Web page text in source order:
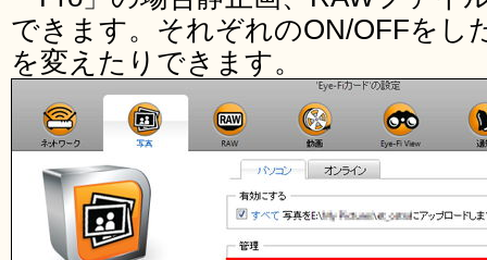
できます。それぞれのON/OFFをし
を変えたりできます。